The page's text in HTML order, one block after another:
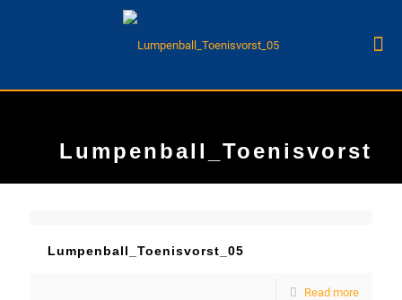
Lumpenball_Toenisvorst
Lumpenball_Toenisvorst_05
Read more